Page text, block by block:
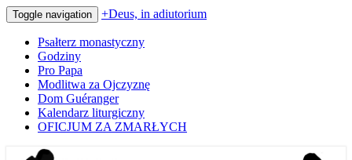
Toggle navigation +Deus, in adiutorium
Psałterz monastyczny
Godziny
Pro Papa
Modlitwa za Ojczyznę
Dom Guéranger
Kalendarz liturgiczny
OFICJUM ZA ZMARŁYCH